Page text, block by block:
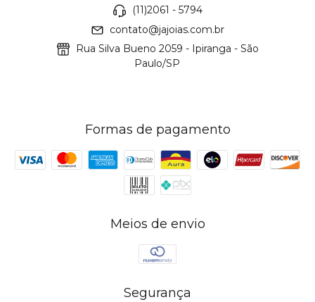
(11)2061 - 5794
contato@jajoias.com.br
Rua Silva Bueno 2059 - Ipiranga - São
Paulo/SP
Formas de pagamento
Meios de envio
Segurança